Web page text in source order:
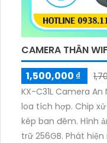
CAMERA THÂN
1,500,000 ₫
KX-C31L Camera
loa tích hợp. Chip
kép ban đêm. Hình
trữ 256GB. Phát